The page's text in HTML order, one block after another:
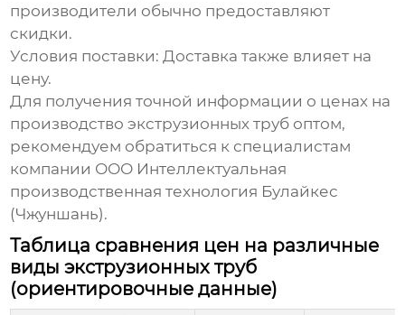
производители обычно предоставляют
скидки.
Условия поставки: Доставка также влияет на
цену.
Для получения точной информации о ценах на
производство экструзионных труб оптом,
рекомендуем обратиться к специалистам
компании ООО Интеллектуальная
производственная технология Булайкес
(Чжуншань).
Таблица сравнения цен на различные
виды экструзионных труб
(ориентировочные данные)